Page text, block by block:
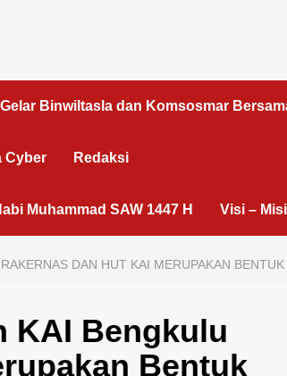
Binwiltasla dan Komsosmar
Cyber Redaksi
Muhammad SAW 1447 H Visi – Misi
DAN HUT KAI MERUPAKAN
KAI Bengkulu
Bentuk